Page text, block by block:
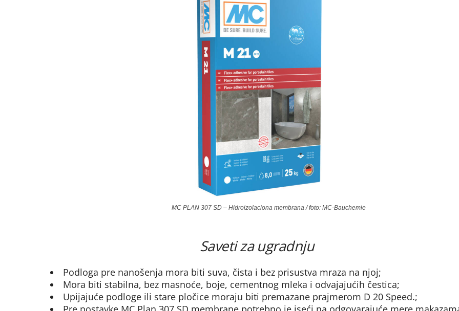
MC PLAN 307 SD – Hidroizolaciona membrana / foto: MC-Bauchemie
Saveti za ugradnju
Podloga pre nanošenja mora biti suva, čista i bez prisustva mraza na njoj;
Mora biti stabilna, bez masnoće, boje, cementnog mleka i odvajajućih čestica;
Upijajuće podloge ili stare pločice moraju biti premazane prajmerom D 20 Speed.;